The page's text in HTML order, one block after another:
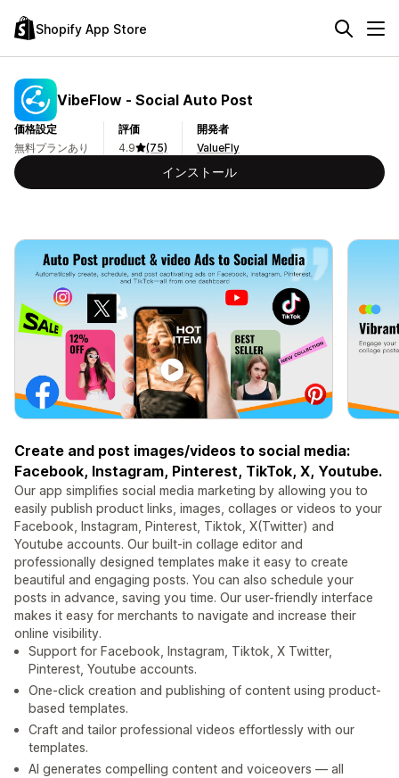
Shopify App Store
VibeFlow ‑ Social Auto Post
価格設定
無料プランあり
評価
4.9
(75)
開発者
ValueFly
インストール
Create and post images/videos to social media:
Facebook, Instagram, Pinterest, TikTok, X, Youtube.
Our app simplifies social media marketing by allowing you to
easily publish product links, images, collages or videos to your
Facebook, Instagram, Pinterest, Tiktok, X(Twitter) and
Youtube accounts. Our built-in collage editor and
professionally designed templates make it easy to create
beautiful and engaging posts. You can also schedule your
posts in advance, saving you time. Our user-friendly interface
makes it easy for merchants to navigate and increase their
online visibility.
Support for Facebook, Instagram, Tiktok, X Twitter,
Pinterest, Youtube accounts.
One-click creation and publishing of content using product-
based templates.
Craft and tailor professional videos effortlessly with our
templates.
AI generates compelling content and voiceovers — all